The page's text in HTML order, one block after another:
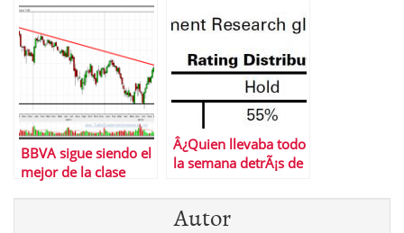
bajista?
BBVA sigue siendo el
mejor de la clase
Â¿Quien llevaba todo
la semana detrÃ¡s de
Y no era Ã©l
Autor